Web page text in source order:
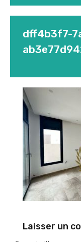
dff4b3f7-
Laisser un